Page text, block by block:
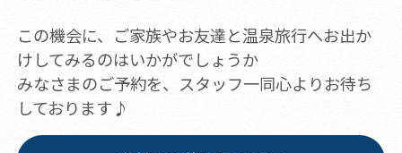
この機会に、ご家族やお友達と温泉旅行へお出か
けしてみるのはいかがでしょうか
みなさまのご予約を、スタッフ一同心よりお待ち
しております♪